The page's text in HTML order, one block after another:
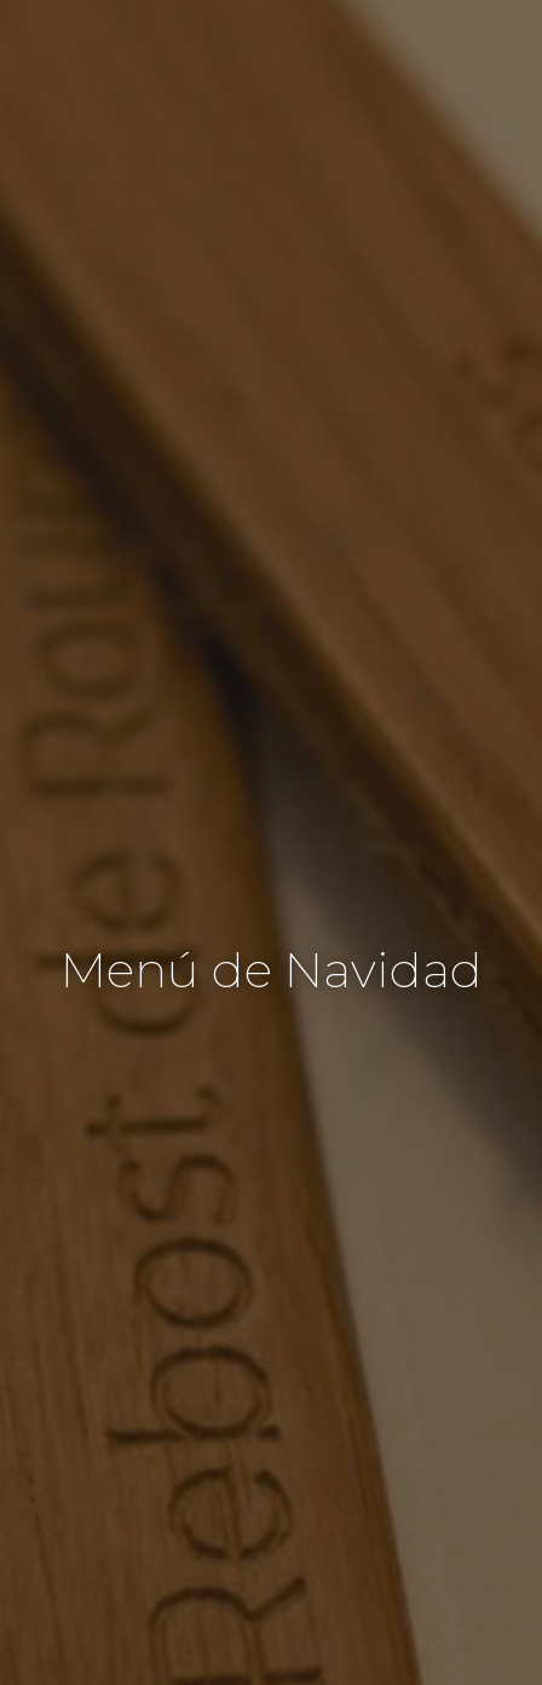
Menú de Navidad